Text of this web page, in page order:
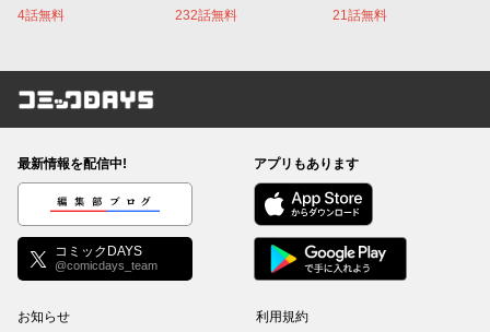
4話無料 232話無料 21話無料
コミックDAYS
最新情報を配信中!
編集部ブログ
コミックDAYS
@comicdays_team
アプリもあります
お知らせ 利用規約